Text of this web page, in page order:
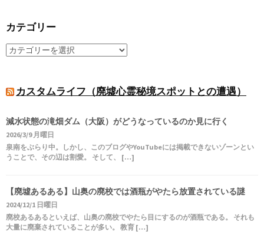
カテゴリー
カスタムライフ（廃墟心霊秘境スポットとの遭遇）
減水状態の滝畑ダム（大阪）がどうなっているのか見に行く
2026/3/9 月曜日
泉南をぶらり中。しかし、このブログやYouTubeには掲載できないゾーンとい
うことで、その辺は割愛。 そして、 […]
【廃墟あるある】山奥の廃校では酒瓶がやたら放置されている謎
2024/12/1 日曜日
廃校あるあるといえば、山奥の廃校でやたら目にするのが酒瓶である。 それも
大量に廃棄されていることが多い。 教育 […]